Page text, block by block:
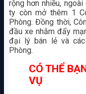
rộng hơn nhiều,
ty còn mở thêm 1
Phòng. Đồng thời,
đầu xe nhằm đẩy
đại lý bán lẻ và
Phòng.
CÓ THỂ
VỤ